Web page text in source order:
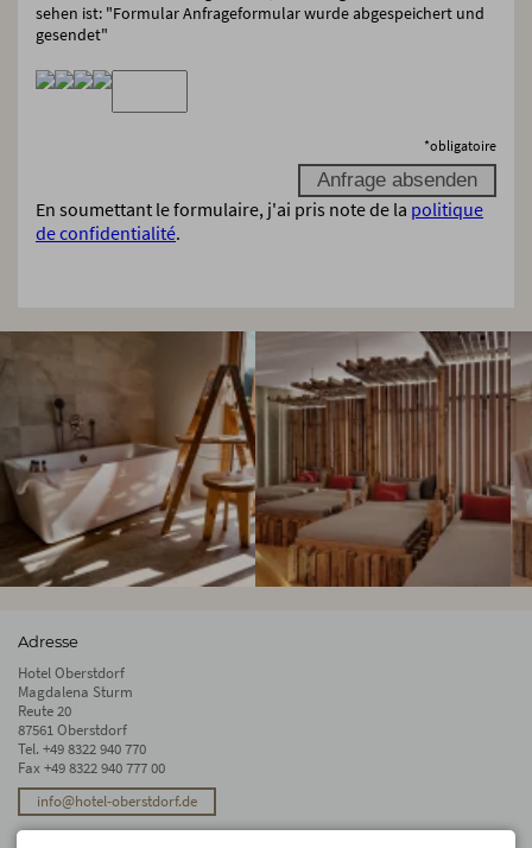
sehen ist: "Formular Anfrageformular wurde abgespeichert und
gesendet"
*obligatoire
En soumettant le formulaire, j'ai pris note de la politique
de confidentialité.
Adresse
Hotel Oberstdorf
Magdalena Sturm
Reute 20
87561 Oberstdorf
Tel. +49 8322 940 770
Fax +49 8322 940 777 00
info@hotel-oberstdorf.de